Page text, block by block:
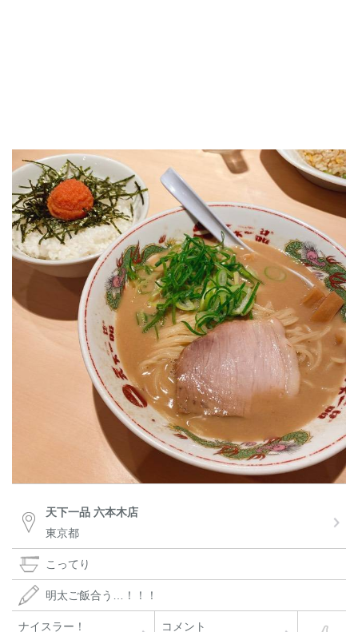
天下一品 六本木店
東京都
こってり
明太ご飯合う…！！！
ナイスラー！ コメント